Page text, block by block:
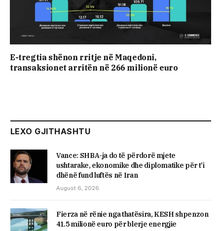
E-tregtia shënon rritje në Maqedoni,
transaksionet arritën në 266 milionë euro
LEXO GJITHASHTU
Vance: SHBA-ja do të përdorë mjete
ushtarake, ekonomike dhe diplomatike për t’i
dhënë fund luftës në Iran
August 6, 2026
Fierza në rënie nga thatësira, KESH shpenzon
41.5 milionë euro për blerje energjie